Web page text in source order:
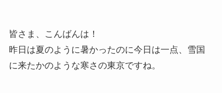
皆さま、こんばんは！
昨日は夏のように暑かったのに今日は一点、雪国
に来たかのような寒さの東京ですね。